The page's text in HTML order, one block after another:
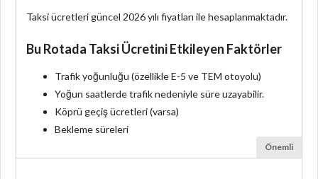
Taksi ücretleri güncel 2026 yılı fiyatları ile hesaplanmaktadır.
Bu Rotada Taksi Ücretini Etkileyen Faktörler
Trafik yoğunluğu (özellikle E-5 ve TEM otoyolu)
Yoğun saatlerde trafik nedeniyle süre uzayabilir.
Köprü geçiş ücretleri (varsa)
Bekleme süreleri
Önemli